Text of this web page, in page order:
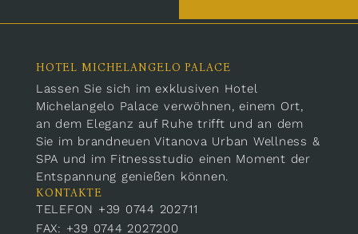
HOTEL MICHELANGELO PALACE
Lassen Sie sich im exklusiven Hotel
Michelangelo Palace verwöhnen, einem Ort,
an dem Eleganz auf Ruhe trifft und an dem
Sie im brandneuen Vitanova Urban Wellness &
SPA und im Fitnessstudio einen Moment der
Entspannung genießen können.
KONTAKTE
TELEFON +39 0744 202711
FAX: +39 0744 2027200